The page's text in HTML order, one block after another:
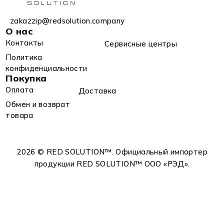
zakazzip@redsolution.company
О нас
Контакты
Сервисные центры
Политика
конфиденциальности
Покупка
Оплата
Доставка
Обмен и возврат
товара
2026 © RED SOLUTION™. Официальный импортер
продукции RED SOLUTION™ OOO «РЭД».